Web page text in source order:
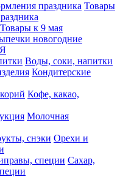
Товары
Товары к 9 мая
новогодние
Воды, соки, напитки
Кондитерские
Кофе, какао,
Молочная
Орехи и
Сахар,